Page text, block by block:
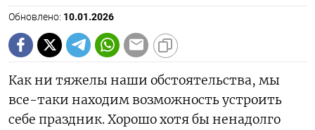
Обновлено: 10.01.2026
Как ни тяжелы наши обстоятельства, мы
все-таки находим возможность устроить
себе праздник. Хорошо хотя бы ненадолго